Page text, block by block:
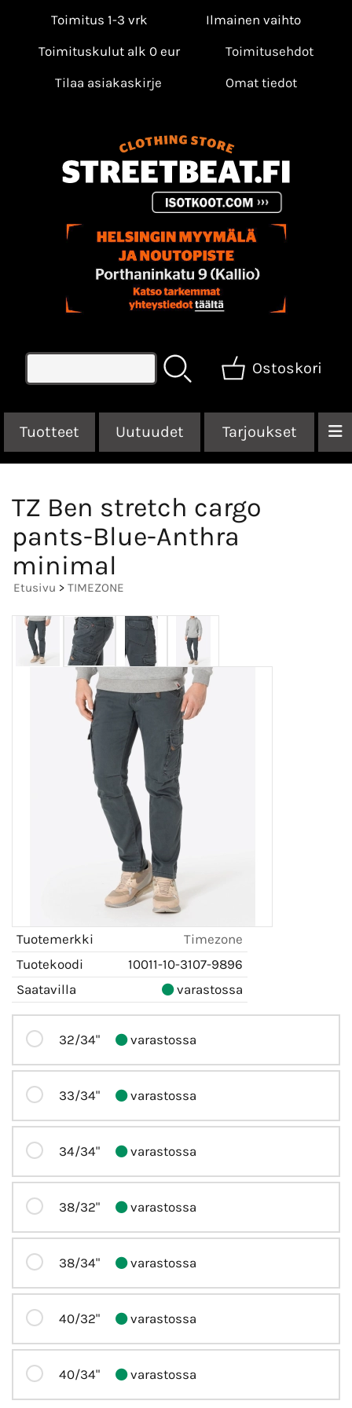
Toimitus 1-3 vrk
Ilmainen vaihto
Toimituskulut alk 0 eur
Toimitusehdot
Tilaa asiakaskirje
Omat tiedot
Ostoskori
Tuotteet Uutuudet Tarjoukset
TZ Ben stretch cargo
pants-Blue-Anthra
minimal
Etusivu > TIMEZONE
Tuotemerkki
Timezone
Tuotekoodi
10011-10-3107-9896
Saatavilla
varastossa
32/34" varastossa
33/34" varastossa
34/34" varastossa
38/32" varastossa
38/34" varastossa
40/32" varastossa
40/34" varastossa